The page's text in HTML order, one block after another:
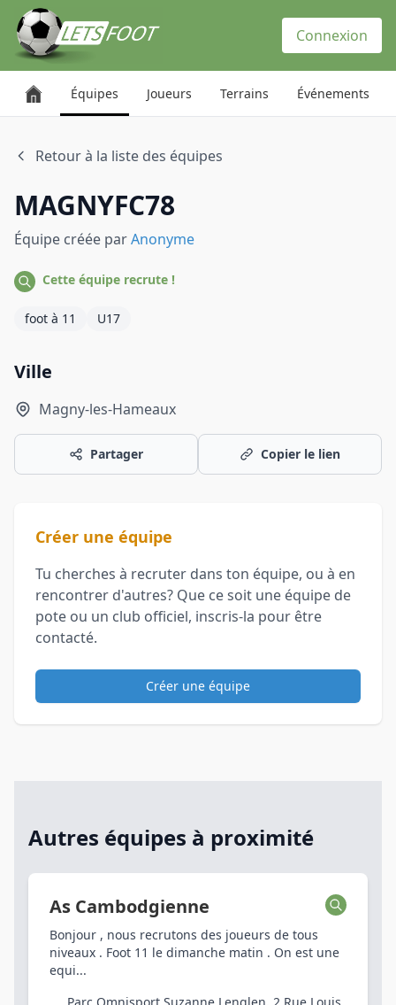
Connexion
Équipes Joueurs Terrains Événements
Retour à la liste des équipes
MAGNYFC78
Équipe créée parAnonyme
Cette équipe recrute !
foot à 11 U17
Ville
Magny-les-Hameaux
Partager Copier le lien
Créer une équipe
Tu cherches à recruter dans ton équipe, ou à en
rencontrer d'autres? Que ce soit une équipe de
pote ou un club officiel, inscris-la pour être
contacté.
Créer une équipe
Autres équipes à proximité
As Cambodgienne
Bonjour , nous recrutons des joueurs de tous
niveaux . Foot 11 le dimanche matin . On est une
equi...
Panneau de gestion des cookies